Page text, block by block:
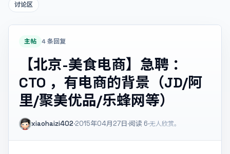
讨论区
主帖 4 条回复
【北京-美食电商】急聘 ：
CTO ，有电商的背景（JD/阿
里/聚美优品/乐蜂网等）
xiaohaizi402·2015年04月27日·阅读 6·无人欣赏。